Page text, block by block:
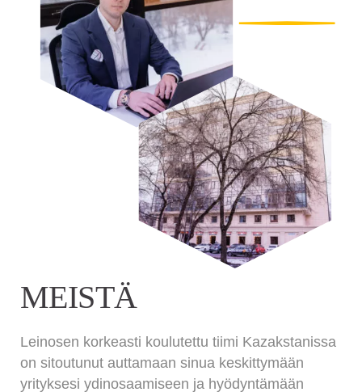
MEISTÄ
Leinosen korkeasti koulutettu tiimi Kazakstanissa
on sitoutunut auttamaan sinua keskittymään
yrityksesi ydinosaamiseen ja hyödyntämään